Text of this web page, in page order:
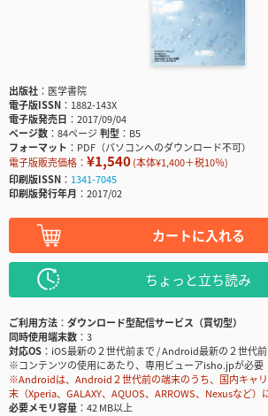
出版社
医学書院
電子版ISSN
1882-143X
電子版発売日
2017/09/04
ページ数
84ページ判型
B5
フォーマット
PDF（パソコンへのダウンロード不可）
電子版販売価格： ¥1,540(本体¥1,400＋税10％)
印刷版ISSN
1341-7045
印刷版発行年月
2017/02
カートに入れる
ちょっと立ち読み
ご利用方法
ダウンロード型配信サービス（買切型）
同時使用端末数
3
対応OS
iOS最新の２世代前まで / Android最新の２世代
※コンテンツの使用にあたり、専用ビューアisho.jpが必要
※Androidは、Android２世代前の端末のうち、国内キャ
末（Xperia、GALAXY、AQUOS、ARROWS、Nexusなど
必要メモリ容量
42 MB以上